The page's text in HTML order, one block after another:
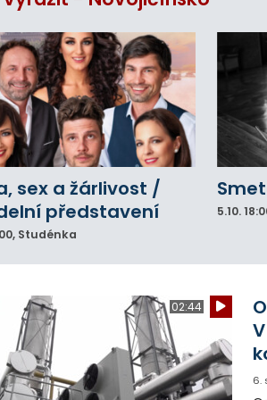
sex a žárlivost /
představení
, Studénka
5.10.
02:44
6.